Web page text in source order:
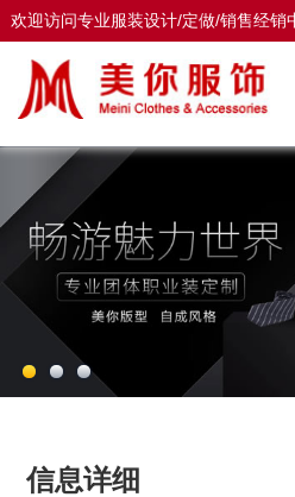
欢迎访问专业服装设计/定做/销售经
欢迎访问专业服装设计/定做/销售经
信息详细